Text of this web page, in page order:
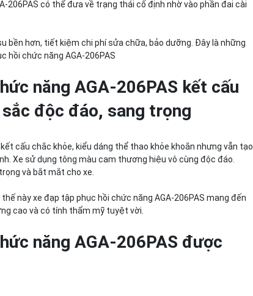
206PAS có thể đưa về trạng thái cố định nhờ vào phần đai cài
bền hơn, tiết kiệm chi phí sửa chữa, bảo dưỡng. Đây là những
hồi chức năng AGA-206PAS
năng AGA-206PAS kết cấu
độc đáo, sang trọng
cấu chắc khỏe, kiểu dáng thể thao khỏe khoắn nhưng vẫn tạo
Xe sử dụng tông màu cam thương hiệu vô cùng độc đáo.
và bắt mắt cho xe.
này xe đạp tập phục hồi chức năng AGA-206PAS mang đến
cao và có tính thẩm mỹ tuyệt vời.
năng AGA-206PAS được